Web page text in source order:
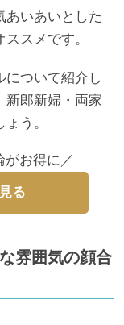
あいあいとした
スメです。
について紹介し
新郎新婦・両家
う。
がお得に／
る
雰囲気の顔合